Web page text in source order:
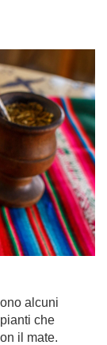
alcuni
che
il mate.